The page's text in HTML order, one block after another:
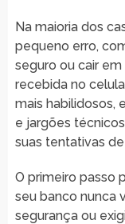
Na maioria dos
pequeno erro,
seguro ou cair
recebida no
mais habilidosos,
e jargões
suas tentativas
O primeiro passo
seu banco nunca
segurança ou